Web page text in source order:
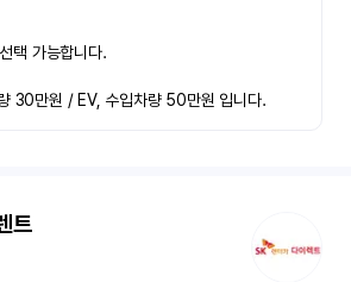
택 가능합니다.
30만원 / EV, 수입차량 50만원 입니다.
트